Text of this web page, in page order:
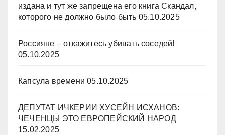
издана и тут же запрещена его книга Скандал,
которого не должно было быть 05.10.2025
Россияне – откажитесь убивать соседей!
05.10.2025
Капсула времени 05.10.2025
ДЕПУТАТ ИЧКЕРИИ ХУСЕЙН ИСХАНОВ:
ЧЕЧЕНЦЫ ЭТО ЕВРОПЕЙСКИЙ НАРОД
15.02.2025